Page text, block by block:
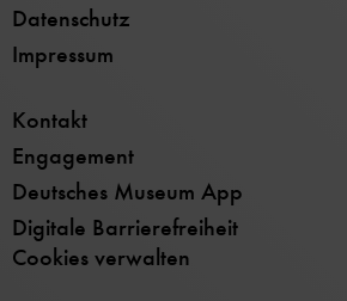
Datenschutz
Impressum
Kontakt
Engagement
Deutsches Museum App
Digitale Barrierefreiheit
Cookies verwalten